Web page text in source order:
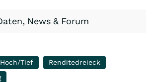
News & Forum
Hoch/Tief
Renditedreieck